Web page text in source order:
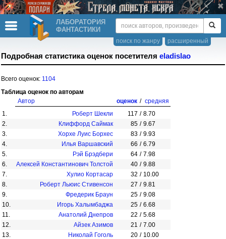
ЛАБОРАТОРИЯ
ФАНТАСТИКИ
расширенный
поиск по жанру
Подробная статистика оценок посетителя eladislao
Всего оценок: 1104
Таблица оценок по авторам
Автор
оценок / средняя
1.
Роберт Шекли 117 / 8.70
2.
Клиффорд Саймак 85 / 9.67
3.
Хорхе Луис Борхес 83 / 9.93
4.
Илья Варшавский 66 / 6.79
5.
Рэй Брэдбери 64 / 7.98
6.
Алексей Константинович Толстой 40 / 9.88
7.
Хулио Кортасар 32 / 10.00
8.
Роберт Льюис Стивенсон 27 / 9.81
9.
Фредерик Браун 25 / 9.08
10.
Игорь Халымбаджа 25 / 6.68
11.
Анатолий Днепров 22 / 5.68
12.
Айзек Азимов 21 / 7.00
13.
Николай Гоголь 20 / 10.00